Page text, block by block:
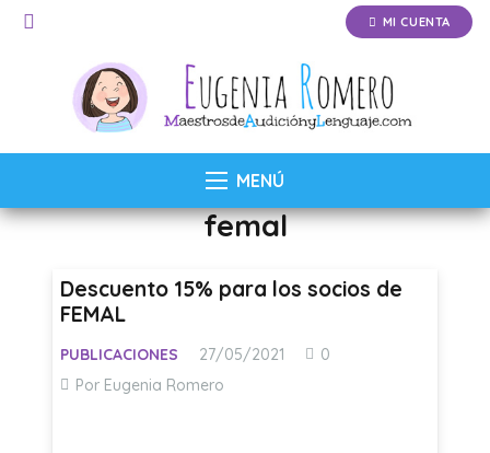
MI CUENTA
MENÚ
femal
Descuento 15% para los socios de
FEMAL
PUBLICACIONES 27/05/2021
0
Por Eugenia Romero